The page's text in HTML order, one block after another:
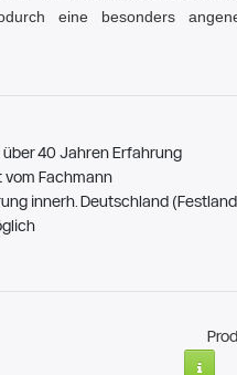
eine besonders
40 Jahren Erfahrung
Fachmann
innerh. Deutschland